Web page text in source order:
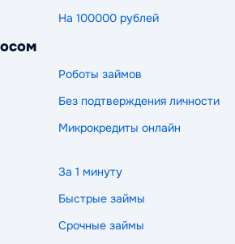
На 100000 рублей
Роботы займов
Без подтверждения личности
Микрокредиты онлайн
За 1 минуту
Быстрые займы
Срочные займы